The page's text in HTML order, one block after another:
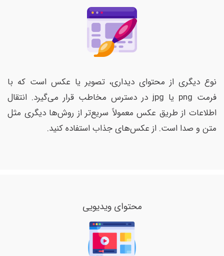
نوع دیگری از محتوای دیداری، تصویر یا عکس است که با
فرمت png یا jpg در دسترس مخاطب قرار می‌گیرد. انتقال
اطلاعات از طریق عکس معمولاً سریع‌تر از روش‌ها دیگری مثل
متن و صدا است. از عکس‌های جذاب استفاده کنید.
محتوای ویدیویی